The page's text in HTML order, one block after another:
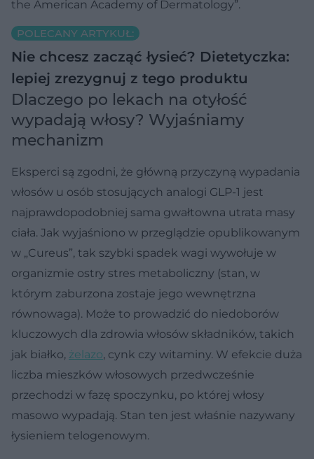
the American Academy of Dermatology”.
POLECANY ARTYKUŁ:
Nie chcesz zacząć łysieć? Dietetyczka:
lepiej zrezygnuj z tego produktu
Dlaczego po lekach na otyłość
wypadają włosy? Wyjaśniamy
mechanizm
Eksperci są zgodni, że główną przyczyną wypadania
włosów u osób stosujących analogi GLP-1 jest
najprawdopodobniej sama gwałtowna utrata masy
ciała. Jak wyjaśniono w przeglądzie opublikowanym
w „Cureus”, tak szybki spadek wagi wywołuje w
organizmie ostry stres metaboliczny (stan, w
którym zaburzona zostaje jego wewnętrzna
równowaga). Może to prowadzić do niedoborów
kluczowych dla zdrowia włosów składników, takich
jak białko, żelazo, cynk czy witaminy. W efekcie duża
liczba mieszków włosowych przedwcześnie
przechodzi w fazę spoczynku, po której włosy
masowo wypadają. Stan ten jest właśnie nazywany
łysieniem telogenowym.